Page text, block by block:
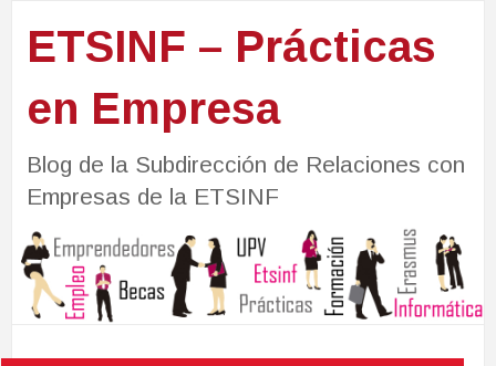
ETSINF – Prácticas
en Empresa
Blog de la Subdirección de Relaciones con
Empresas de la ETSINF